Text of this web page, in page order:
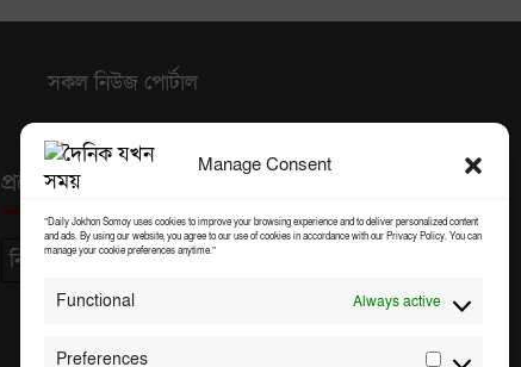
Manage Consent
“Daily Jokhon Somoy uses cookies to improve your browsing experience and to deliver personalized content
and ads. By using our website, you agree to our use of cookies in accordance with our Privacy Policy. You can
manage your cookie preferences anytime.”
Functional Always active
Preferences
সকল নিউজ পোর্টাল
প্রয়োজনীয় লিঙ্ক
নিউজ পাঠান প্রতিনিধি নিউজ পাঠান